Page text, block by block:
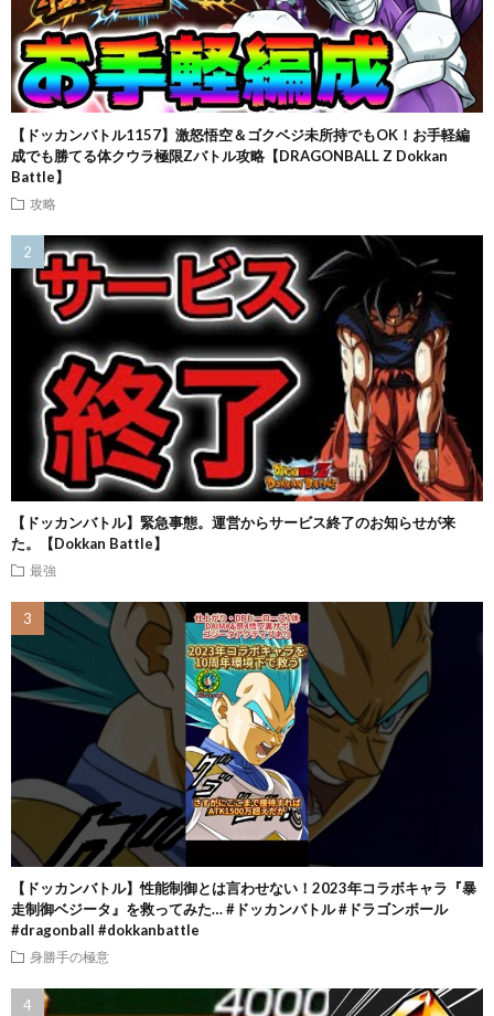
【ドッカンバトル1157】激怒悟空＆ゴクベジ未所持でもOK！お手軽編
成でも勝てる体クウラ極限Zバトル攻略【DRAGONBALL Z Dokkan
Battle】
攻略
【ドッカンバトル】緊急事態。運営からサービス終了のお知らせが来
た。【Dokkan Battle】
最強
【ドッカンバトル】性能制御とは言わせない！2023年コラボキャラ『暴
走制御ベジータ』を救ってみた… #ドッカンバトル #ドラゴンボール
#dragonball #dokkanbattle
身勝手の極意